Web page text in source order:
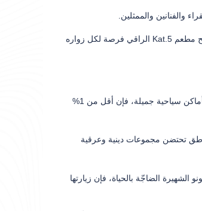
والفنانين والممثلين.
يجمع حي جيهانغير بين كونه حيّاً راقياً وهيبياً في آن واحد، فَليلُه أيضاً يعج بالحياة والمتعة بالنسبة للشباب. ويمنح مطعم Kat.5 الراقي فرصة لكل زواره
لم يسمعوا عن هذه الأحياء من قبل. فعلى الرغم من تسجيلها في اليونسكو كأماكن سياحية جميلة، فإن أقل من 1%
مناطق تحتضن مجموعات دينية وعرقية
الضاجّة بالحياة، فإن زيارتها